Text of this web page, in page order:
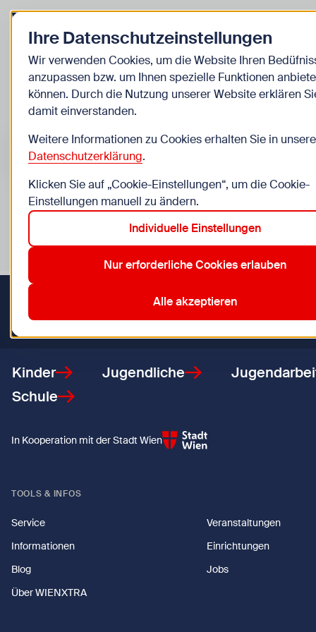
Zurück zur Startseite
Kinder
Veranstaltungen
Suche im Bereich “Kinder”
Suchen
Veranstaltungen in Wien im Bereich “Kinder”
Aktive Filter:
10. Favoriten 12. Meidling 21. Floridsdorf
23. Liesing
Zurück zur Startseite
Kinder Jugendliche
Schule
In Kooperation mit der Stadt Wien
TOOLS & INFOS
Service
Veranstaltungen
Informationen
Einrichtungen
Blog
Jobs
Über WIENXTRA
Ihre Datenschutzeinstellungen
Wir verwenden Cookies, um die Website Ihren
anzupassen bzw. um Ihnen spezielle Funktionen
können. Durch die Nutzung unserer Website erklären
damit einverstanden.
Weitere Informationen zu Cookies erhalten Sie in
Datenschutzerklärung.
Klicken Sie auf „Cookie-Einstellungen“, um die Cookie-
Einstellungen manuell zu ändern.
Individuelle Einstellungen
Nur erforderliche Cookies erlauben
Alle akzeptieren